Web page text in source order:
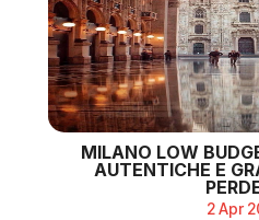
MILANO LOW
AUTENTICHE E
2 Apr